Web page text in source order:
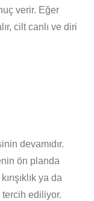
verir. Eğer
cilt canlı ve diri
devamıdır.
ön planda
ya da
ediliyor.